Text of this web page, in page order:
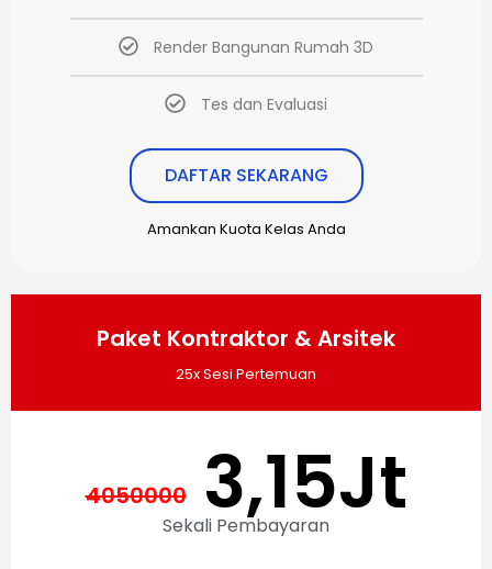
Render Bangunan Rumah 3D
Tes dan Evaluasi
DAFTAR SEKARANG
Amankan Kuota Kelas Anda
Paket Kontraktor & Arsitek
25x Sesi Pertemuan
4050000 3,15Jt
Sekali Pembayaran